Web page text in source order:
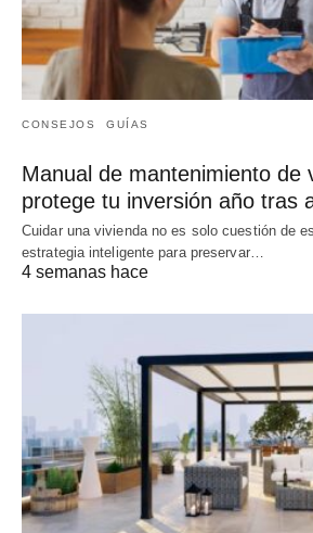
CONSEJOS GUÍAS
Manual de mantenimiento de
protege tu inversión año tras
Cuidar una vivienda no es solo cuestión de
estrategia inteligente para preservar…
4 semanas hace